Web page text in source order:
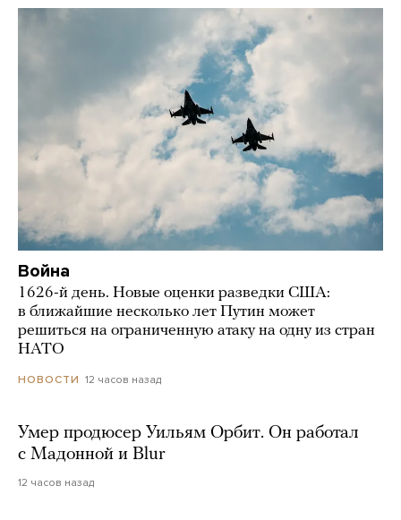
Война
1626-й день. Новые оценки разведки США:
в ближайшие несколько лет Путин может
решиться на ограниченную атаку на одну из стран
НАТО
НОВОСТИ 12 часов назад
Умер продюсер Уильям Орбит. Он работал
с Мадонной и Blur
12 часов назад